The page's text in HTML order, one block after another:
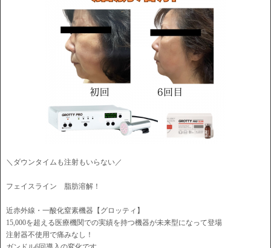
＼ダウンタイムも注射もいらない／
フェイスライン 脂肪溶解！
近赤外線・一酸化窒素機器【グロッティ】
15,000を超える医療機関での実績を持つ機器が未来型になって登場
注射器不使用で痛みなし！